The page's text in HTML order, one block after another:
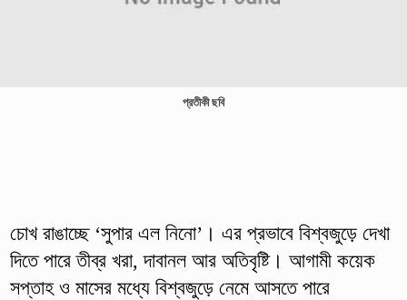
প্রতীকী ছবি
চোখ রাঙাচ্ছে ‘সুপার এল নিনো’। এর প্রভাবে বিশ্বজুড়ে দেখা
দিতে পারে তীব্র খরা, দাবানল আর অতিবৃষ্টি। আগামী কয়েক
সপ্তাহ ও মাসের মধ্যে বিশ্বজুড়ে নেমে আসতে পারে